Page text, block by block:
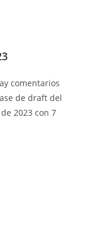
comentarios
de draft del
2023 con 7